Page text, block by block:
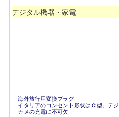
デジタル機器・家電
海外旅行用変換プラグ
イタリアのコンセント形状はＣ型。デジ
カメの充電に不可欠